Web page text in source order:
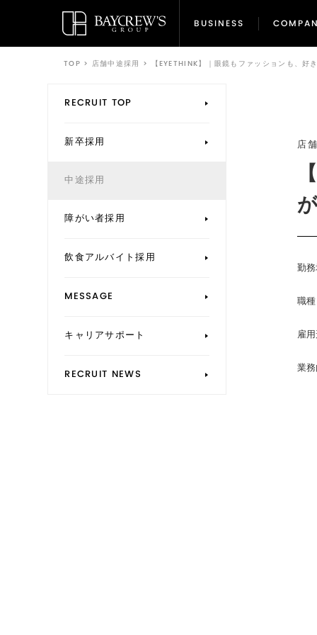
BUSINESS
BUSINESS
TOP > 店舗中途採用 > 【EYETHINK】｜眼鏡もファッションも、
RECRUIT TOP
新卒採用
中途採用
障がい者採用
飲食アルバイト採用
MESSAGE
キャリアサポート
RECRUIT NEWS
店
勤
職種
雇
業